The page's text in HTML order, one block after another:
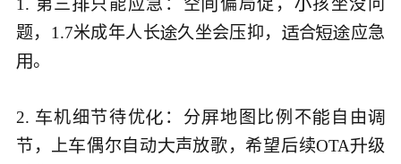
1. 第三只能应急：空 偏局促， 孩坐没问
题，1.7米成年人长久坐会压抑， 合应急
。
2. 机细节待优 ：分地图比例不 自由
节，上偶尔自动声放歌，希望后续OTA级